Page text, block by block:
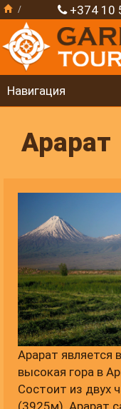
+374 10
Навигация
Арарат
Арарат является
высокая гора в
Состоит из двух
(3925м). Арарат